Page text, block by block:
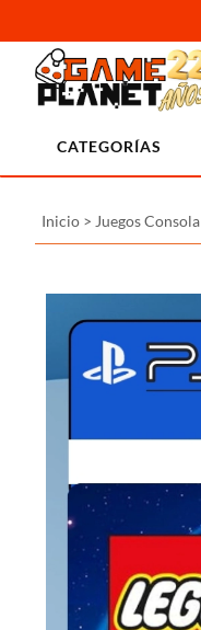
CATEGORÍAS
Inicio > Juegos Consola